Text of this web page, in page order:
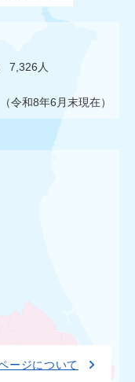
7,326人
（令和8年6月末現在）
ージについて